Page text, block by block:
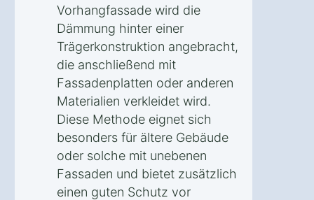
Vorhangfassade wird die
Dämmung hinter einer
Trägerkonstruktion angebracht,
die anschließend mit
Fassadenplatten oder anderen
Materialien verkleidet wird.
Diese Methode eignet sich
besonders für ältere Gebäude
oder solche mit unebenen
Fassaden und bietet zusätzlich
einen guten Schutz vor